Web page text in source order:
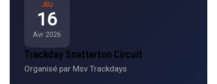
JEU
16
Avr 2026
Trackday Snetterton Circuit
Organisé par Msv Trackdays